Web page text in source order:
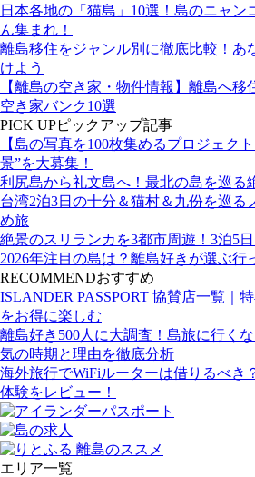
日本各地の「猫島」10選！島のニャン
ん集まれ！
離島移住をジャンル別に徹底比較！あ
けよう
【離島の空き家・物件情報】離島へ
空き家バンク10選
PICK UPピックアップ記事
【島の写真を100枚集めるプロジェク
景”を大募集！
利尻島から礼文島へ！最北の島を巡る
台湾2泊3日の十分＆猫村＆九份を巡る
め旅
絶景のスリランカを3都市周遊！3泊5
2026年注目の島は？離島好きが選ぶ行
RECOMMENDおすすめ
ISLANDER PASSPORT 協賛店一覧｜
をお得に楽しむ
離島好き500人に大調査！島旅に行く
気の時期と理由を徹底分析
海外旅行でWiFiルーターは借りるべき
体験をレビュー！
エリア一覧